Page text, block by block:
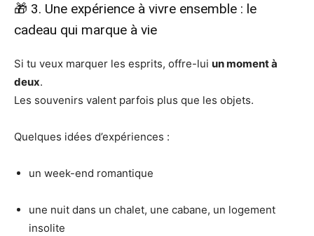
🎁 3. Une expérience à vivre ensemble : le
cadeau qui marque à vie
Si tu veux marquer les esprits, offre-lui un moment à
deux.
Les souvenirs valent parfois plus que les objets.
Quelques idées d’expériences :
un week-end romantique
une nuit dans un chalet, une cabane, un logement
insolite